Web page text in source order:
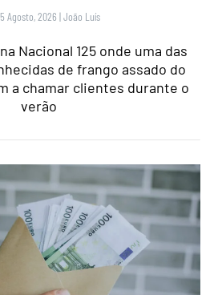
Agosto, 2026 |João Luís
Nacional 125 onde uma das
de frango assado do
a chamar clientes durante o
verão